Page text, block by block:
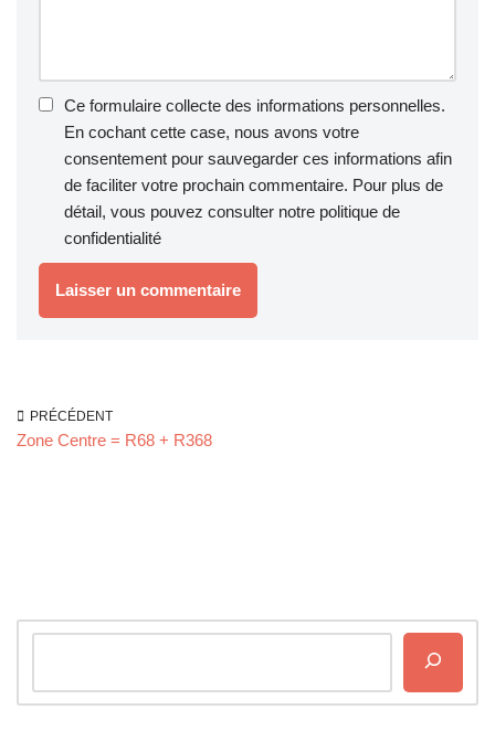
Ce formulaire collecte des informations personnelles.
En cochant cette case, nous avons votre
consentement pour sauvegarder ces informations afin
de faciliter votre prochain commentaire. Pour plus de
détail, vous pouvez consulter notre politique de
confidentialité
PRÉCÉDENT
Zone Centre = R68 + R368